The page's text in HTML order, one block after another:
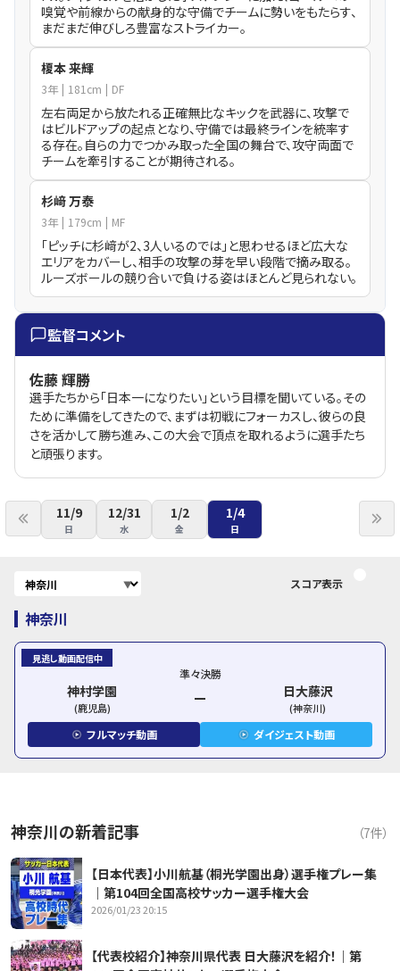
嗅覚や前線からの献身的な守備でチームに勢いをもたらす、
まだまだ伸びしろ豊富なストライカー。
榎本 来輝
3年 181 cm DF
左右両足から放たれる正確無比なキックを武器に、攻撃で
はビルドアップの起点となり、守備では最終ラインを統率す
る存在。自らの力でつかみ取った全国の舞台で、攻守両面で
チームを牽引することが期待される。
杉﨑 万泰
3年 179cm MF
「ピッチに杉﨑が2、3人いるのでは」と思わせるほど広大な
エリアをカバーし、相手の攻撃の芽を早い段階で摘み取る。
ルーズボールの競り合いで負ける姿はほとんど見られない。
監督コメント
佐藤 輝勝
選手たちから「日本一になりたい」という目標を聞いている。その
ために準備をしてきたので、まずは初戦にフォーカスし、彼らの良
さを活かして勝ち進み、この大会で頂点を取れるように選手たち
と頑張ります。
11/9
日
12/31
水
1/2
金
1/4
日
スコア表示
神奈川
見逃し動画配信中
準々決勝
神村学園
(鹿児島)
日大藤沢
(神奈川)
フルマッチ動画 ダイジェスト動画
神奈川の新着記事 （7件）
【日本代表】小川航基（桐光学園出身）選手権プレー集
｜第104回全国高校サッカー選手権大会
2026/01/23 20:15
【代表校紹介】神奈川県代表 日大藤沢を紹介！｜第